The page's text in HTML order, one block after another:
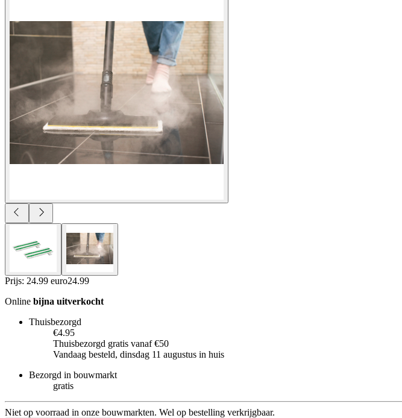
Prijs: 24.99 euro24.99
Online bijna uitverkocht
Thuisbezorgd
€4.95
Thuisbezorgd gratis vanaf €50
Vandaag besteld, dinsdag 11 augustus in huis
Bezorgd in bouwmarkt
gratis
Niet op voorraad in onze bouwmarkten. Wel op bestelling verkrijgbaar.